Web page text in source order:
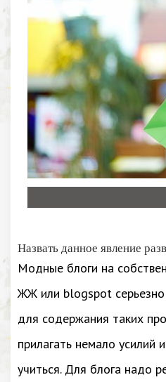
Назвать данное явление
Модные блоги на
ЖЖ или blogspot серьезно
для содержания таких
прилагать немало усилий
учиться. Для блога надо